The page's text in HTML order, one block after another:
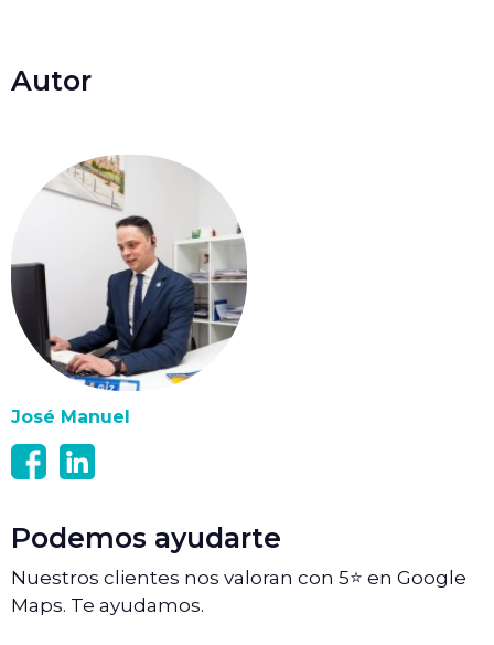
Autor
José Manuel
Podemos ayudarte
Nuestros clientes nos valoran con 5⭐ en Google
Maps. Te ayudamos.